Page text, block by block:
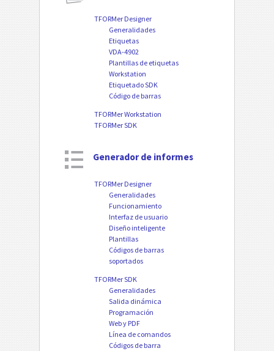
TFORMer Designer
Generalidades
Etiquetas
VDA-4902
Plantillas de etiquetas
Workstation
Etiquetado SDK
Código de barras
TFORMer Workstation
TFORMer SDK
Generador de informes
TFORMer Designer
Generalidades
Funcionamiento
Interfaz de usuario
Diseño inteligente
Plantillas
Códigos de barras
soportados
TFORMer SDK
Generalidades
Salida dinámica
Programación
Web y PDF
Línea de comandos
Códigos de barra